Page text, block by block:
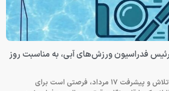
فدراسیون ورزش‌های آبی، به مناسبت روز
خبرنگاران؛ راویان آب، روایتگران تلاش و پیشرفت ۱۷ مرداد، فرصتی است برای